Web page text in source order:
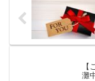
【
灘